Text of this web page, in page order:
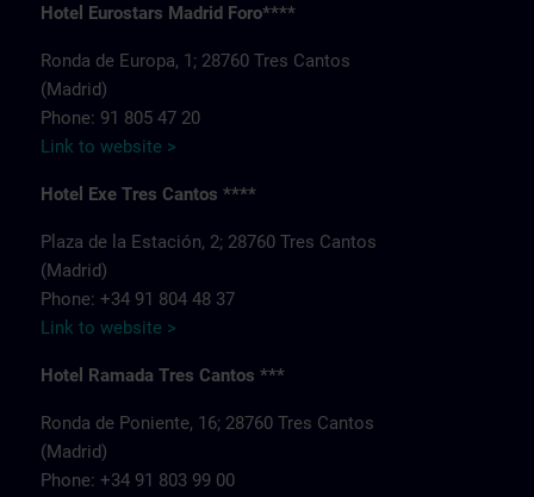
Hotel Eurostars Madrid Foro****
Ronda de Europa, 1; 28760 Tres Cantos
(Madrid)
Phone: 91 805 47 20
Link to website >
Hotel Exe Tres Cantos ****
Plaza de la Estación, 2; 28760 Tres Cantos
(Madrid)
Phone: +34 91 804 48 37
Link to website >
Hotel Ramada Tres Cantos ***
Ronda de Poniente, 16; 28760 Tres Cantos
(Madrid)
Phone: +34 91 803 99 00